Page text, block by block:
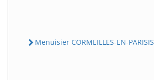
Menuisier CORMEILLES-EN-PARISIS